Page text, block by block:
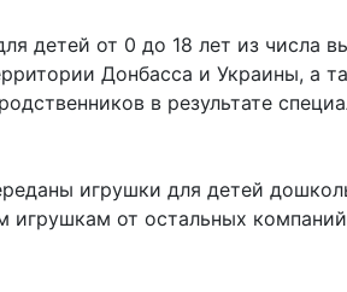
детей от 0 до 18 лет из числа
Донбасса и Украины, а
в результате
игрушки для детей
игрушкам от остальных